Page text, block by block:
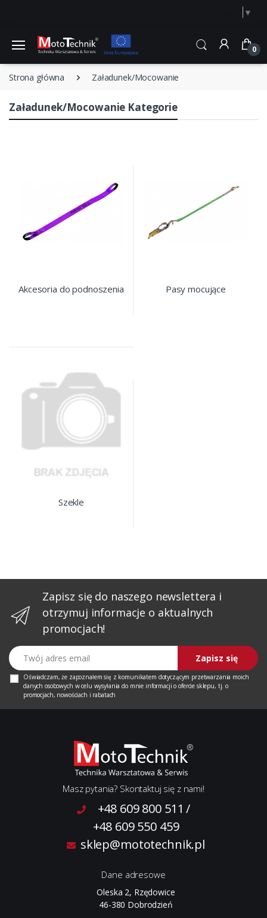
▼
0
Strona główna Załadunek/Mocowanie
Załadunek/Mocowanie Kategorie
Akcesoria do podnoszenia Pasy mocujące
Szekle
Zapisz się do naszego newslettera i
otrzymuj informacje o aktualnych
promocjach!
Twój adres email
Zapisz się
Oświadczam, że zapoznałem się z komunikatem dotyczącym przetwarzania moich
danych osobowych w celu wysyłania do mnie informacji o ofercie sklepu, tj. o
promocjach, nowościach i rabatach
Masz pytania? Skontaktuj się z nami!
+48 609 800 511 /
+48 609 550 459
sklep@mototechnik.pl
Dane adresowe
Oleska 2, Rzędowice
46-380 Dobrodzień